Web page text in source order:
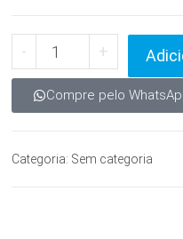
- +
Compre pelo
Categoria: Sem categoria